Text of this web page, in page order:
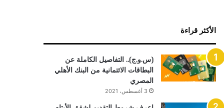
الأكثر قراءة
(س.و.ج).. التفاصيل الكاملة عن
البطاقات الائتمانية من البنك الأهلي
المصري
3 أغسطس، 2021